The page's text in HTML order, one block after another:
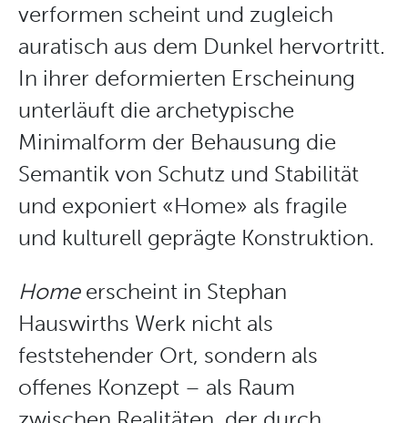
verformen scheint und zugleich
auratisch aus dem Dunkel hervortritt.
In ihrer deformierten Erscheinung
unterläuft die archetypische
Minimalform der Behausung die
Semantik von Schutz und Stabilität
und exponiert «Home» als fragile
und kulturell geprägte Konstruktion.
Home erscheint in Stephan
Hauswirths Werk nicht als
feststehender Ort, sondern als
offenes Konzept – als Raum